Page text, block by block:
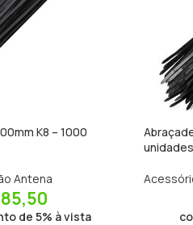
K8 – 1000
Antena
85,50
de 5% à vista
unidades